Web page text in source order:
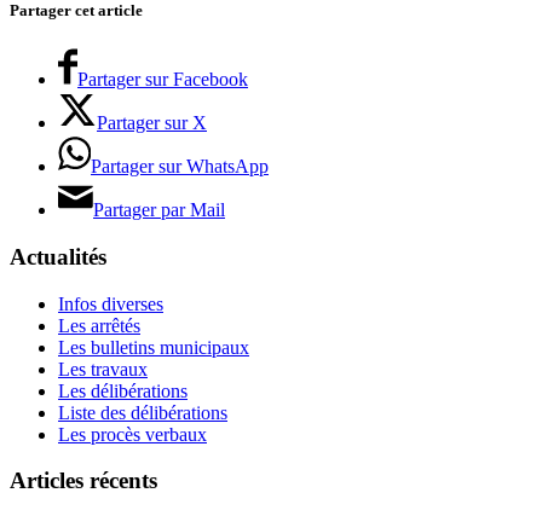
Partager cet article
Partager sur Facebook
Partager sur X
Partager sur WhatsApp
Partager par Mail
Actualités
Infos diverses
Les arrêtés
Les bulletins municipaux
Les travaux
Les délibérations
Liste des délibérations
Les procès verbaux
Articles récents